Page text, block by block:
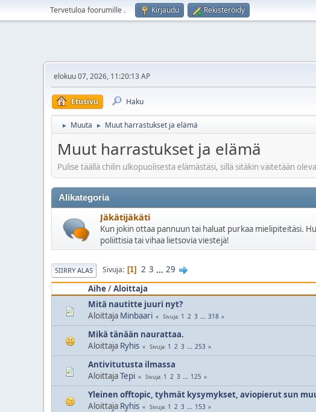
Tervetuloa foorumille . Kirjaudu Rekisteröidy
elokuu 07, 2026, 11:20:13 AP
Etusivu Haku
► Muuta ► Muut harrastukset ja elämä
Muut harrastukset ja elämä
Pulise täällä chilin ulkopuolisesta elämästäsi, sillä sitäkin väitetään
Alikategoria
Jäkätijäkäti
Kun jokin ottaa pannuun tai haluat purkaa mielipiteitäsi.
poliittisia tai vihaa lietsovia viestejä!
SIIRRY ALAS Sivuja 1 2 3 ... 29
Aihe/Aloittaja
Mitä nautitte juuri nyt?
Aloittaja Minbaari Sivuja 1 2 3 ... 318
Mikä tänään naurattaa.
Aloittaja Ryhis Sivuja 1 2 3 ... 253
Antivitutusta ilmassa
AloittajaTepi Sivuja 1 2 3 ... 125
Yleinen offtopic, tyhmät kysymykset, aviopierut sun
Aloittaja Ryhis Sivuja 1 2 3 ... 153